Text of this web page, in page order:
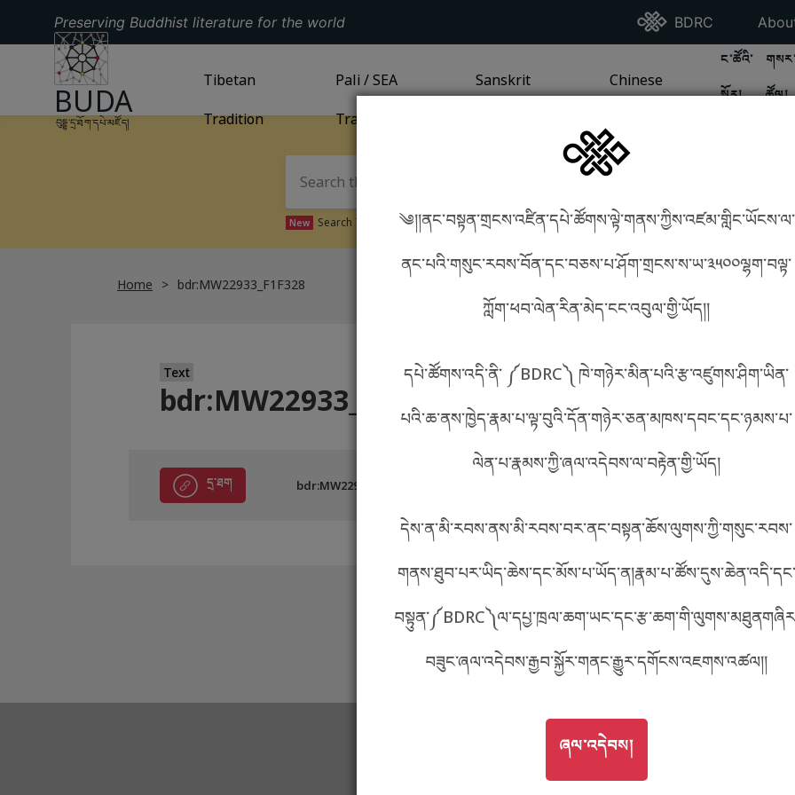
བོད་ཡིག
English
ភាសាខ្មែរ
Preserving Buddhist literature for the world Go To BDRC
BDRC Go
GO TO HOMEPAGE
BUDA
བུདྡྷ་དྲ་ཐོག་དཔེ་མཛོད།
GO TOTIBETAN TRADITIONPAGE
Tibetan
Tradition
GO TOPALI / SEA TRADITIONPAGE
Pali / SEA
Tradition
GO TOSANSKRIT TRADITION
Sanskrit
GO TOCHINESE TRADITION
Chinese
GO TO
ང་ཚོའི་
སྐོར།
GO
ཚོལ།
༄།།ནང་བསྟན་གྲངས་འཛིན་དཔེ་ཚོགས་ལྟེ་གནས་ཀྱིས་འཛམ་གླིང་ཡོངས་ལ་
ནང་པའི་གསུང་རབས་བོན་དང་བཅས་པ་ཤོག་གྲངས་ས་ཡ་༣༥༠༠ལྷག་བལྟ་
ཀློག་ཕབ་ལེན་རིན་མེད་ངང་འབུལ་གྱི་ཡོད།།
དཔེ་ཚོགས་འདི་ནི་ ༼BDRC༽ ཁེ་གཉེར་མིན་པའི་རྩ་འཛུགས་ཤིག་ཡིན་
པའི་ཆ་ནས་ཁྱེད་རྣམ་པ་ལྟ་བུའི་དོན་གཉེར་ཅན་མཁས་དབང་དང་ཉམས་པ་
ལེན་པ་རྣམས་ཀྱི་ཞལ་འདེབས་ལ་བརྟེན་གྱི་ཡོད།
དེས་ན་མི་རབས་ནས་མི་རབས་བར་ནང་བསྟན་ཆོས་ལུགས་ཀྱི་གསུང་རབས་
གནས་ཐུབ་པར་ཡིད་ཆེས་དང་མོས་པ་ཡོད་ན།རྣམ་པ་ཚོས་དུས་ཆེན་འདི་དང་
བཟུང་ཞལ་འདེབས་རྒྱབ་སྐྱོར་གནང་རྒྱུར་དགོངས་འཇགས་འཚལ།།
GO TOཞལ་འདེབས།
ཞལ་འདེབས།
New Search Tibetan in phonetics! How to find things?
Home bdr:MW22933_F1F328
Text
bdr:MW22933_F1F328
དྲ་ཐག bdr:MW22933_F1F328 metadata ཕབ་ལེན། འདིའི་ཡོང་ཁུངས།